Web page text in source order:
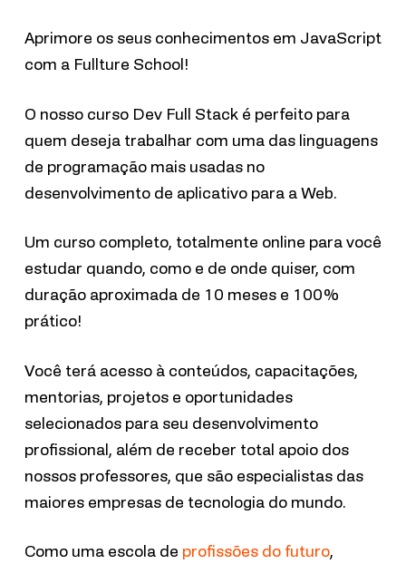
Aprimore os seus conhecimentos em JavaScript
com a Fullture School!
O nosso curso Dev Full Stack é perfeito para
quem deseja trabalhar com uma das linguagens
de programação mais usadas no
desenvolvimento de aplicativo para a Web.
Um curso completo, totalmente online para você
estudar quando, como e de onde quiser, com
duração aproximada de 10 meses e 100%
prático!
Você terá acesso à conteúdos, capacitações,
mentorias, projetos e oportunidades
selecionados para seu desenvolvimento
profissional, além de receber total apoio dos
nossos professores, que são especialistas das
maiores empresas de tecnologia do mundo.
Como uma escola de profissões do futuro,